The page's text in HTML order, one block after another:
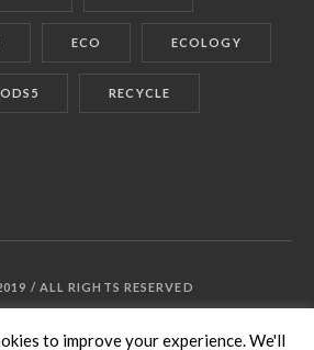
ECO ECOLOGY
ODS5 RECYCLE
/ ALL RIGHTS RESERVED
to improve your experience. We'll